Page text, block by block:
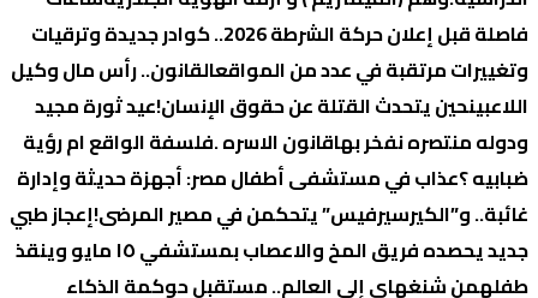
فاصلة قبل إعلان حركة الشرطة 2026.. كوادر جديدة وترقيات
وتغييرات مرتقبة في عدد من المواقعالقانون.. رأس مال وكيل
اللاعبينحين يتحدث القتلة عن حقوق الإنسان!عيد ثورة مجيد
ودوله منتصره نفخر بهاقانون الاسره .فلسفة الواقع ام رؤية
ضبابيه ؟عذاب في مستشفى أطفال مصر: أجهزة حديثة وإدارة
غائبة.. و”الكيرسيرفيس” يتحكمن في مصير المرضى!إعجاز طبي
جديد يحصده فريق المخ والاعصاب بمستشفي ١٥ مايو وينقذ
طفلهمن شنغهاي إلى العالم.. مستقبل حوكمة الذكاء